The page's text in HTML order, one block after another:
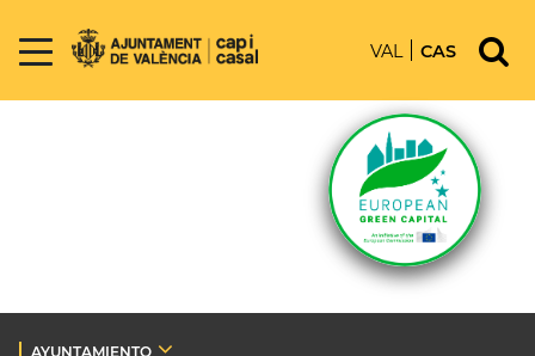
VAL CAS
AYUNTAMIENTO